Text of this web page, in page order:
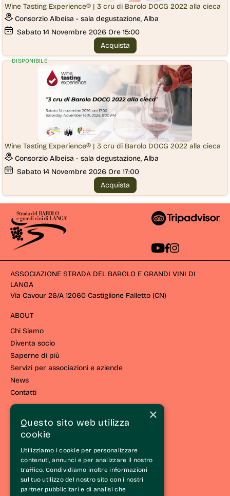
Wine Tasting Experience® | 3 cru di Barolo DOCG 2022 alla cieca
Consorzio Albeisa - sala degustazione, Alba
Sabato 14 Novembre 2026 Ore 15:00
Acquista
Wine Tasting Experience® | 3 cru di Barolo DOCG 2022 alla cieca
Consorzio Albeisa - sala degustazione, Alba
Sabato 14 Novembre 2026 Ore 17:00
DISPONIBILE
Acquista
ASSOCIAZIONE STRADA DEL BAROLO E GRANDI VINI DI
LANGA
Via Cavour 26/A 12060 Castiglione Falletto (CN)
ABOUT
Chi Siamo
Diventa socio
Saperne di più
Servizi per associazioni e aziende
News
Contatti
Vivi la strada
Esperienze
Itinerari
Wine Tasting Experience®
Le Langhe
×
Questo sito web utilizza
cookie
Utilizziamo i cookie per personalizzare
contenuti, annunci e per analizzare il nostro
traffico. Condividiamo inoltre informazioni
sul tuo utilizzo del nostro sito con i nostri
partner pubblicitari e di analisi che